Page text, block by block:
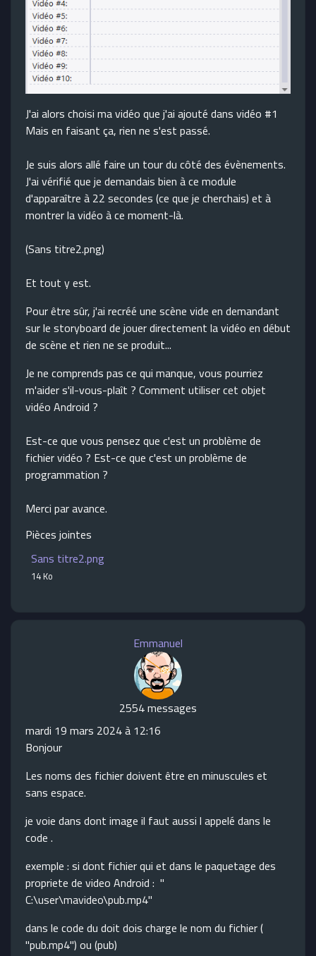
J'ai alors choisi ma vidéo que j'ai ajouté dans vidéo #1
Mais en faisant ça, rien ne s'est passé.
Je suis alors allé faire un tour du côté des évènements.
J'ai vérifié que je demandais bien à ce module
d'apparaître à 22 secondes (ce que je cherchais) et à
montrer la vidéo à ce moment-là.
(Sans titre2.png)
Et tout y est.
Pour être sûr, j'ai recréé une scène vide en demandant
sur le storyboard de jouer directement la vidéo en début
de scène et rien ne se produit...
Je ne comprends pas ce qui manque, vous pourriez
m'aider s'il-vous-plaît ? Comment utiliser cet objet
vidéo Android ?
Est-ce que vous pensez que c'est un problème de
fichier vidéo ? Est-ce que c'est un problème de
programmation ?
Merci par avance.
Pièces jointes
Sans titre2.png
14 Ko
Emmanuel
2554 messages
mardi 19 mars 2024 à 12:16
Bonjour
Les noms des fichier doivent être en minuscules et
sans espace.
je voie dans dont image il faut aussi l appelé dans le
code .
exemple : si dont fichier qui et dans le paquetage des
propriete de video Android : "
C:\user\mavideo\pub.mp4"
dans le code du doit dois charge le nom du fichier (
"pub.mp4") ou (pub)